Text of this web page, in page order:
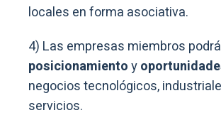
locales en forma asociativa.
4) Las empresas miembros
posicionamientoy
negocios tecnológicos,
servicios.